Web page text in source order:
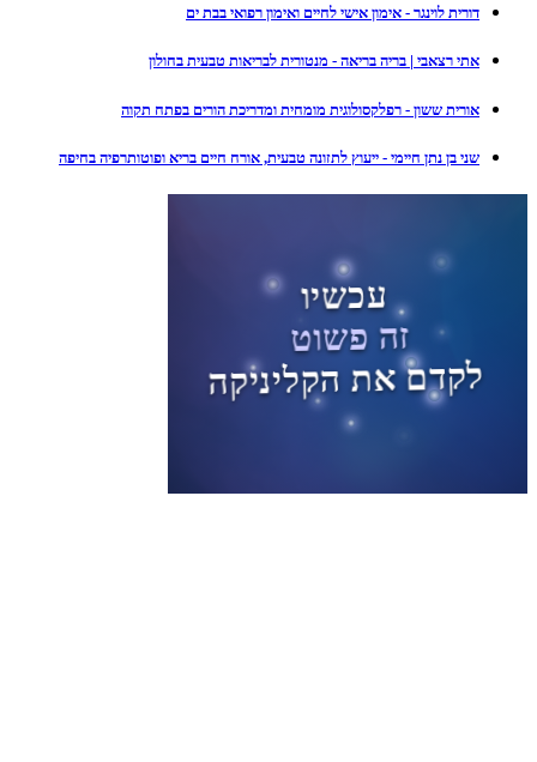
דורית לוינגר - אימון אישי לחיים ואימון רפואי בבת ים
אתי רצאבי | בריה בריאה - מנטורית לבריאות טבעית בחולון
אורית ששון - רפלקסולוגית מומחית ומדריכת הורים בפתח תקוה
שני בן נתן חיימי - ייעוץ לתזונה טבעית, אורח חיים בריא ופוטותרפיה בחיפה